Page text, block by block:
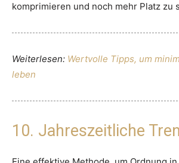
komprimieren und noch mehr Platz zu
Weiterlesen: Wertvolle Tipps, um
leben
10. Jahreszeitliche